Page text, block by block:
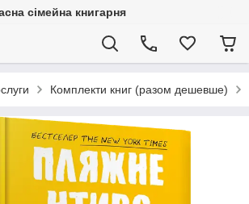
сімейна книгарня
Комплекти книг (разом дешевше)